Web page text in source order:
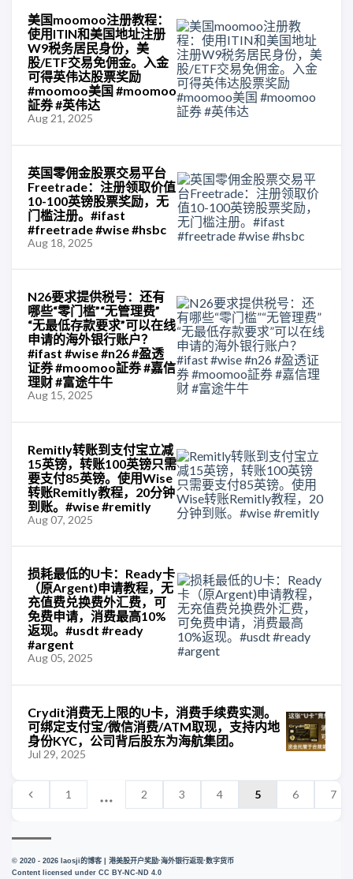
美国moomoo注册教程：
使用ITIN和美国地址注册
W9税务居民身份，美
股/ETF交易免佣金。入金
可得英伟达股票奖励
#moomoo美国 #moomoo
証券 #英伟达
Aug 21, 2025
英国零佣金股票交易平台
Freetrade：注册领取价值
10-100英镑股票奖励，无
门槛注册。#ifast
#freetrade #wise #hsbc
Aug 18, 2025
N26要求提供税号：还有
哪些“零门槛”“无管理费”
“无最低存款要求”可以在线
申请的海外银行账户？
#ifast #wise #n26 #盈透
证券 #moomoo証券 #嘉信
理财 #富途牛牛
Aug 15, 2025
Remitly转账到支付宝立减
15英镑，转账100英镑只需
要支付85英镑。使用Wise
转账Remitly教程，20分钟
到账。#wise #remitly
Aug 07, 2025
损耗最低的U卡：Ready卡
（原Argent)申请教程，无
充值费兑换费外汇费，可
免费申请，消费最高10%
返现。#usdt #ready
#argent
Aug 05, 2025
Crydit消费无上限的U卡，消费手续费实测。
可绑定支付宝/微信消费/ATM取现，支持内地
身份KYC，公司背后股东为海航集团。
Jul 29, 2025
1 2 3 4 5 6 7
© 2020 - 2026 laosji的博客 | 港美股开户奖励·海外银行返现·数字货币
Content licensed under CC BY-NC-ND 4.0